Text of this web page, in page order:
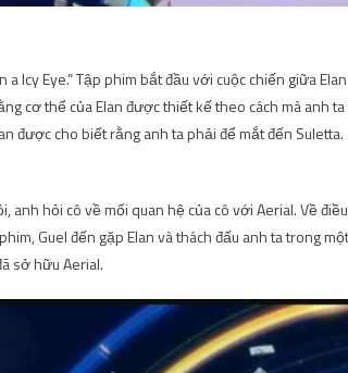
Icy Eye.” Tập phim bắt đầu với cuộc chiến giữa Elan
cơ thể của Elan được thiết kế theo cách mà anh ta
được cho biết rằng anh ta phải để mắt đến Suletta.
hỏi cô về mối quan hệ của cô với Aerial. Về điều
Guel đến gặp Elan và thách đấu anh ta trong một
sở hữu Aerial.